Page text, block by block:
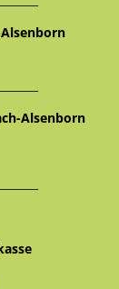
Alsenborn